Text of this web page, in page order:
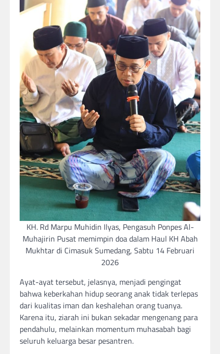
KH. Rd Marpu Muhidin Ilyas, Pengasuh Ponpes Al-
Muhajirin Pusat memimpin doa dalam Haul KH Abah
Mukhtar di Cimasuk Sumedang, Sabtu 14 Februari
2026
Ayat-ayat tersebut, jelasnya, menjadi pengingat
bahwa keberkahan hidup seorang anak tidak terlepas
dari kualitas iman dan keshalehan orang tuanya.
Karena itu, ziarah ini bukan sekadar mengenang para
pendahulu, melainkan momentum muhasabah bagi
seluruh keluarga besar pesantren.